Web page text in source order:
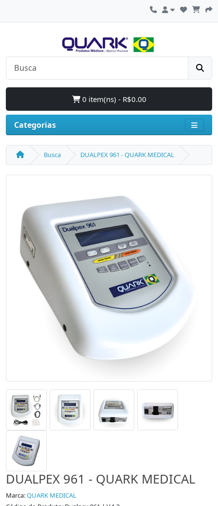
0 item(ns) - R$0.00
Categorias
Busca DUALPEX 961 - QUARK MEDICAL
DUALPEX 961 - QUARK MEDICAL
Marca:QUARK MEDICAL